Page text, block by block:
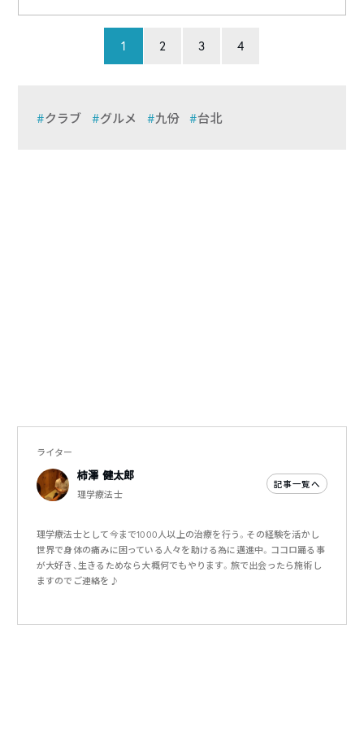
1 2 3 4
クラブ グルメ 九份 台北
ライター
柿澤 健太郎
理学療法士
記事一覧へ
理学療法士として今まで1000人以上の治療を行う。その経験を活かし
世界で身体の痛みに困っている人々を助ける為に邁進中。ココロ踊る事
が大好き、生きるためなら大概何でもやります。旅で出会ったら施術し
ますのでご連絡を♪